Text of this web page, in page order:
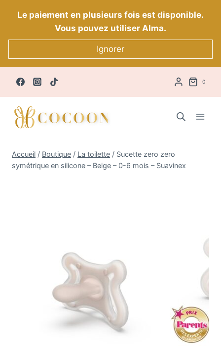
Le paiement en plusieurs fois est disponible.
Vous pouvez utiliser Alma.
Ignorer
0
Accueil / Boutique / La toilette / Sucette zero zero
symétrique en silicone – Beige – 0-6 mois – Suavinex